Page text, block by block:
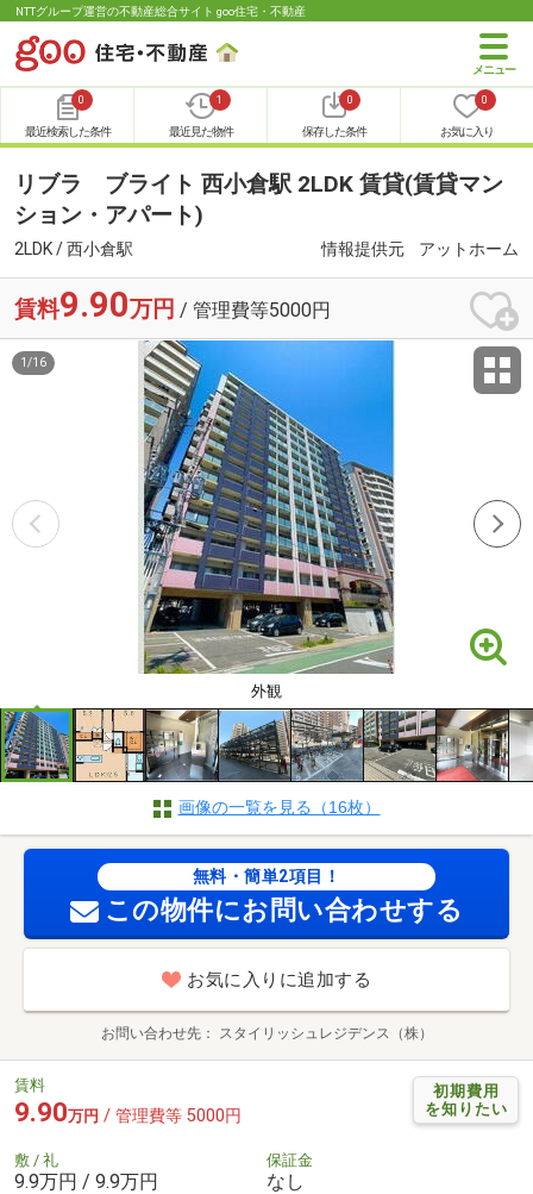
NTTグループ運営の不動産総合サイト goo住宅・不動産
0
最近検索した条件
1
最近見た物件
0
保存した条件
0
お気に入り
リブラ ブライト 西小倉駅 2LDK 賃貸(賃貸マン
ション・アパート)
2LDK / 西小倉駅 情報提供元 アットホーム
賃料9.90万円 / 管理費等5000円
外観
1 /16
画像の一覧を見る（16枚）
無料・簡単2項目！
この物件にお問い合わせする
お気に入りに追加する
お問い合わせ先 スタイリッシュレジデンス（株）
初期費用
を知りたい
賃料
9.90万円 / 管理費等 5000円
敷 / 礼
9.9万円 / 9.9万円
保証金
なし